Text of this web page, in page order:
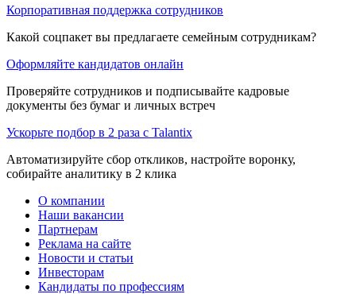
Корпоративная поддержка сотрудников
Какой соцпакет вы предлагаете семейным сотрудникам?
Оформляйте кандидатов онлайн
Проверяйте сотрудников и подписывайте кадровые
документы без бумаг и личных встреч
Ускорьте подбор в 2 раза с Talantix
Автоматизируйте сбор откликов, настройте воронку,
собирайте аналитику в 2 клика
О компании
Наши вакансии
Партнерам
Реклама на сайте
Новости и статьи
Инвесторам
Кандидаты по профессиям